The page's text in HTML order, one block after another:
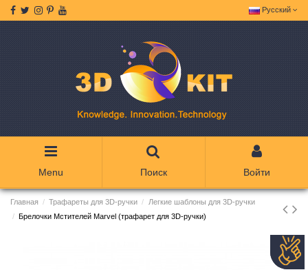
Русский
Menu Поиск Войти
Главная Трафареты для 3D-ручки
Легкие шаблоны для 3D-ручки
Брелочки Мстителей Marvel (трафарет для 3D-ручки)